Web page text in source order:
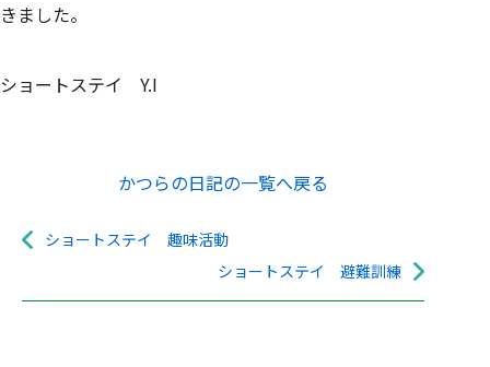
きました。
ショートステイ Y.I
かつらの日記の一覧へ戻る
ショートステイ 趣味活動
ショートステイ 避難訓練